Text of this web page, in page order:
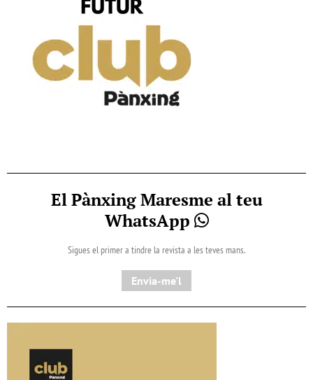
El Pànxing Maresme al teu
WhatsApp
Sigues el primer a tindre la revista a les teves mans.
Envia-me'l